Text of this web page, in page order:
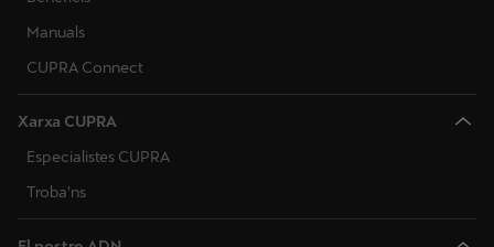
Manuals
CUPRA Connect
Xarxa CUPRA
Especialistes CUPRA
Troba'ns